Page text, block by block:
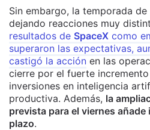
Sin embargo, la temporada
dejando reacciones muy
resultados de SpaceX como
superaron las expectativas,
castigó la acción en las
cierre por el fuerte
inversiones en inteligencia
productiva. Además, la
prevista para el viernes
plazo.